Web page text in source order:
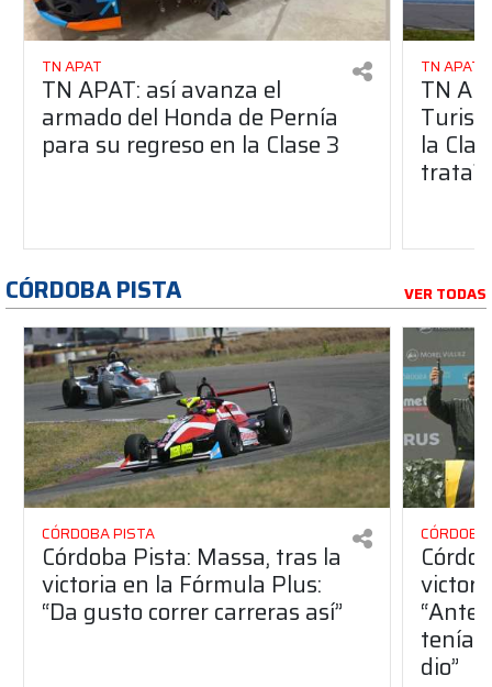
TN APAT
TN APAT: así avanza el
armado del Honda de Pernía
para su regreso en la Clase 3
TN APAT
TN
la
trata?
CÓRDOBA PISTA VER TODAS
CÓRDOBA PISTA
Córdoba Pista: Massa, tras la
victoria en la Fórmula Plus:
“Da gusto correr carreras así”
dio”